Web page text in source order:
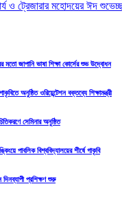
ও ট্রেজারার মহোদয়ের ঈদ
মতো জাপানি ভাষা শিক্ষা কোর্সের শুভ উদ্বোধন
অনুষ্ঠিত ওরিয়েন্টেশন বক্তব্যে শিক্ষামন্ত্রী
সেমিনার অনুষ্ঠিত
পাবলিক বিশ্ববিদ্যালয়ের শীর্ষে গাকৃবি
দিনব্যাপী প্রশিক্ষণ শুরু